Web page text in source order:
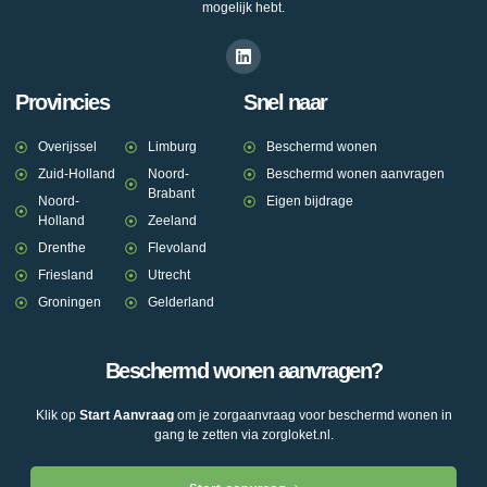
mogelijk hebt.
Provincies
Overijssel
Zuid-Holland
Noord-
Holland
Drenthe
Friesland
Groningen
Limburg
Noord-
Brabant
Zeeland
Flevoland
Utrecht
Gelderland
Snel naar
Beschermd wonen
Beschermd wonen aanvragen
Eigen bijdrage
Beschermd wonen aanvragen?
Klik op Start Aanvraagom je zorgaanvraag voor beschermd wonen in
gang te zetten via zorgloket.nl.